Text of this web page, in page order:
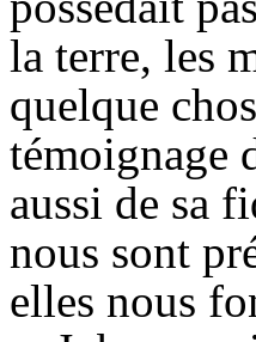
la terre, les
quelque
témoignage
aussi de sa
nous sont
elles nous